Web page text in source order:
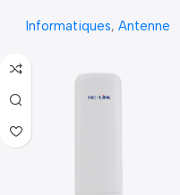
Informatiques, Antenne